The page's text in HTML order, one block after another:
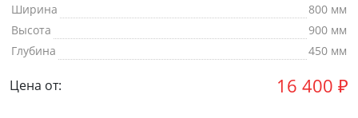
Ширина
800 мм
Высота
900 мм
Глубина
450 мм
Цена от: 16 400 ₽